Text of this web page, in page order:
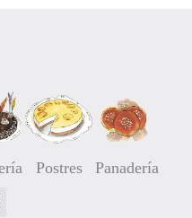
Postres Panadería